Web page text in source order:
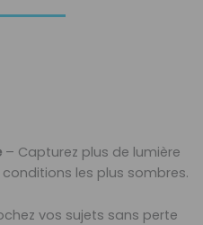
– Capturez plus de lumière
les plus sombres.
vos sujets sans perte